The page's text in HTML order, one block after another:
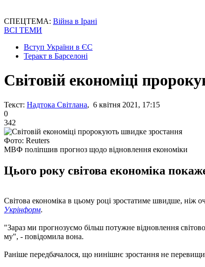
СПЕЦТЕМА: Війна в Ірані
ВСІ ТЕМИ
Вступ України в ЄС
Теракт в Барселоні
Світовій економіці
Текст: Надтока Світлана, 6 квітня 2021, 17:15
0
342
Фото: Reuters
МВФ поліпшив прогноз щодо відновлення економіки
Цього року світова економіка
Світова економіка в цьому році зростатиме швидше, ніж
Укрінформ.
"Зараз ми прогнозуємо більш потужне відновлення
му", - повідомила вона.
Раніше передбачалося, що нинішнє зростання не